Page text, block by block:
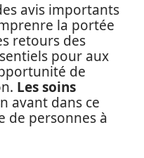
avis importants
la portée
retours des
pour aux
de
Les soins
avant dans ce
de personnes à